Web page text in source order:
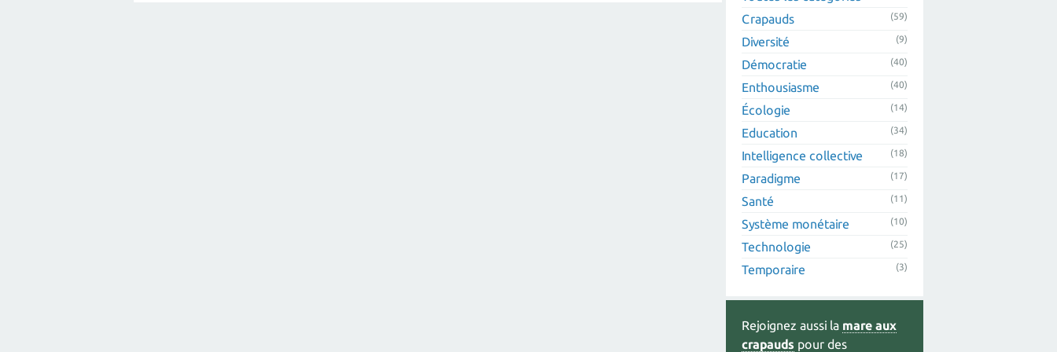
Crapauds
(59)
Diversité (9)
Démocratie (40)
Enthousiasme (40)
Écologie (14)
Education (34)
Intelligence collective (18)
Paradigme (17)
Santé (11)
Système monétaire (10)
Technologie (25)
Temporaire (3)
Rejoignez aussi la mare aux
crapauds pour des